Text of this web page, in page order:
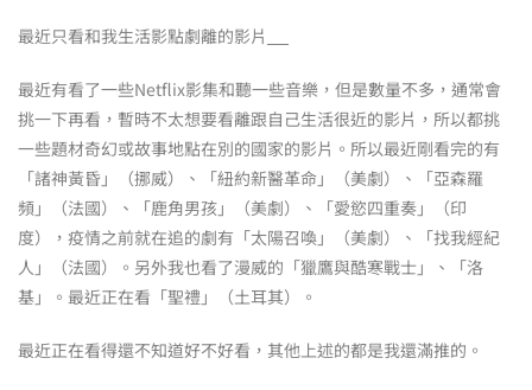
最近只看和我生活影點劇離的影片
最近有看了一些Netflix影集和聽一些音樂，但是數量不多，通常會
挑一下再看，暫時不太想要看離跟自己生活很近的影片，所以都挑
一些題材奇幻或故事地點在別的國家的影片。所以最近剛看完的有
「諸神黃昏」（挪威）、「紐約新醫革命」（美劇）、「亞森羅
頻」（法國）、「鹿角男孩」（美劇）、「愛慾四重奏」（印
度），疫情之前就在追的劇有「太陽召喚」（美劇）、「找我經紀
人」（法國）。另外我也看了漫威的「獵鷹與酷寒戰士」、「洛
基」。最近正在看「聖禮」（土耳其）。
最近正在看得還不知道好不好看，其他上述的都是我還滿推的。